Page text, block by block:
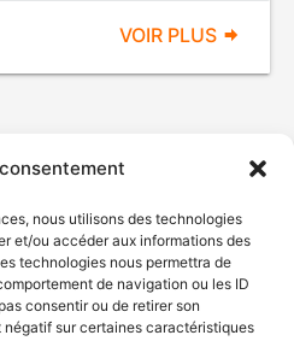
nous utilisons des technologies
et/ou accéder aux informations des
technologies nous permettra de
de navigation ou les ID
consentir ou de retirer son
sur certaines caractéristiques
VOIR PLUS